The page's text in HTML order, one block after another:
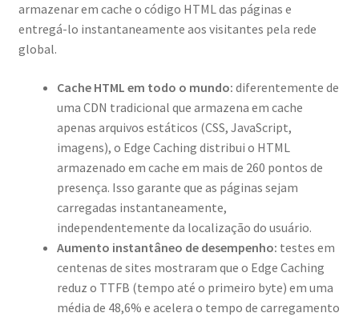
armazenar em cache o código HTML das páginas e
entregá-lo instantaneamente aos visitantes pela rede
global.
Cache HTML em todo o mundo: diferentemente de
uma CDN tradicional que armazena em cache
apenas arquivos estáticos (CSS, JavaScript,
imagens), o Edge Caching distribui o HTML
armazenado em cache em mais de 260 pontos de
presença. Isso garante que as páginas sejam
carregadas instantaneamente,
independentemente da localização do usuário.
Aumento instantâneo de desempenho: testes em
centenas de sites mostraram que o Edge Caching
reduz o TTFB (tempo até o primeiro byte) em uma
média de 48,6% e acelera o tempo de carregamento